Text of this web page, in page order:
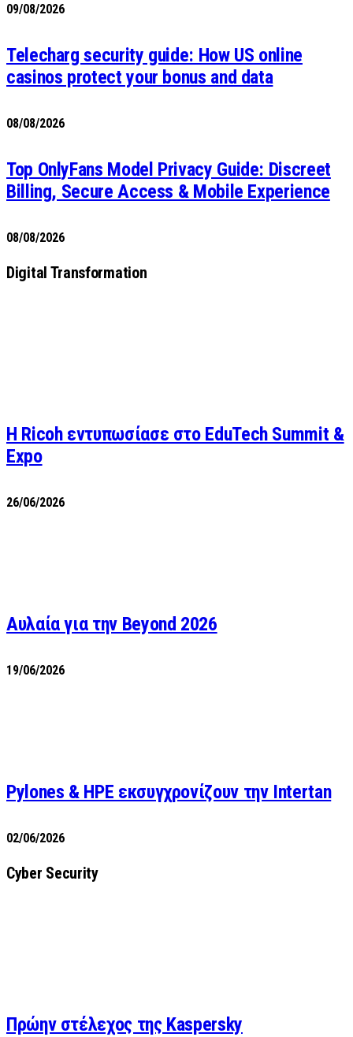
09/08/2026
Telecharg security guide: How US online
casinos protect your bonus and data
08/08/2026
Top OnlyFans Model Privacy Guide: Discreet
Billing, Secure Access & Mobile Experience
08/08/2026
Digital Transformation
Η Ricoh εντυπωσίασε στο EduTech Summit &
Expo
26/06/2026
Αυλαία για την Beyond 2026
19/06/2026
Pylones & HPE εκσυγχρονίζουν την Intertan
02/06/2026
Cyber Security
Πρώην στέλεχος της Kaspersky